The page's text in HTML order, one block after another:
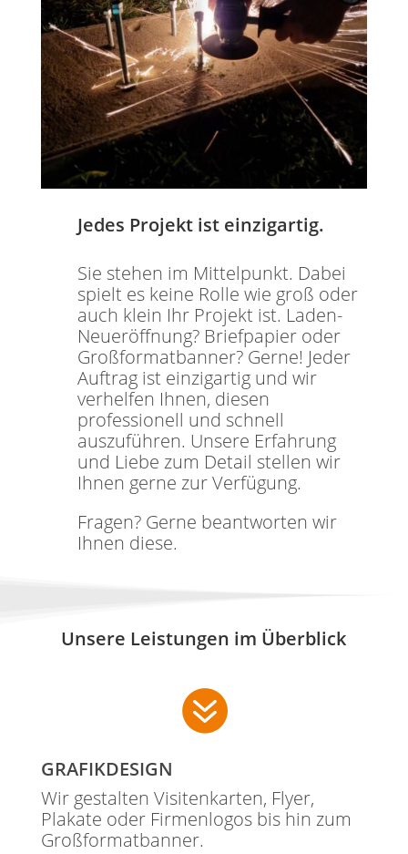
Jedes Projekt ist einzigartig.
Sie stehen im Mittelpunkt. Dabei
spielt es keine Rolle wie groß oder
auch klein Ihr Projekt ist. Laden-
Neueröffnung? Briefpapier oder
Großformatbanner? Gerne! Jeder
Auftrag ist einzigartig und wir
verhelfen Ihnen, diesen
professionell und schnell
auszuführen. Unsere Erfahrung
und Liebe zum Detail stellen wir
Ihnen gerne zur Verfügung.
Fragen? Gerne beantworten wir
Ihnen diese.
Unsere Leistungen im Überblick

GRAFIKDESIGN
Wir gestalten Visitenkarten, Flyer,
Plakate oder Firmenlogos bis hin zum
Großformatbanner.